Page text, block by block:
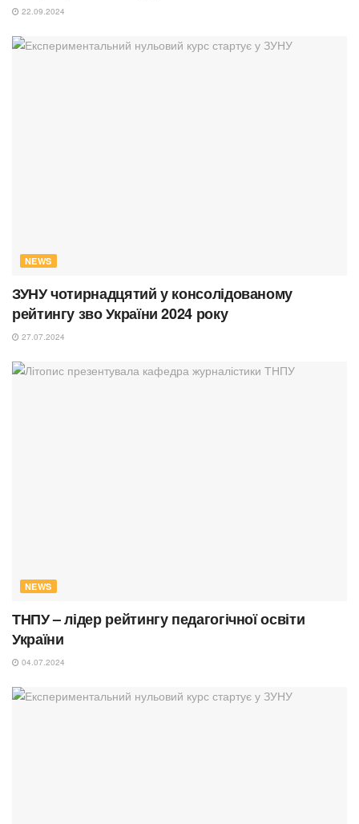
22.09.2024
NEWS
ЗУНУ чотирнадцятий у консолідованому
рейтингу зво України 2024 року
27.07.2024
NEWS
ТНПУ – лідер рейтингу педагогічної освіти
України
04.07.2024